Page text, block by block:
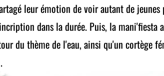
leur émotion de voir autant de
dans la durée. Puis, la mani'fiesta
du thème de l'eau, ainsi qu'un cortège